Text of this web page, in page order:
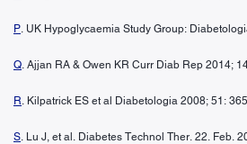
P. UK Hypoglycaemia Study Group:
Q. Ajjan RA & Owen KR Curr Diab Rep 2014;
R. Kilpatrick ES et al Diabetologia 2008; 51:
S. Lu J, et al. Diabetes Technol Ther. 22. Feb.